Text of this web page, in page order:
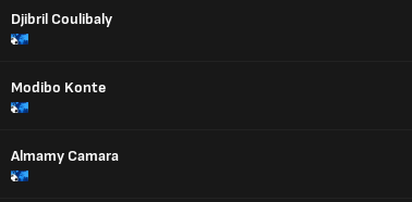
Djibril Coulibaly
Modibo Konte
Almamy Camara